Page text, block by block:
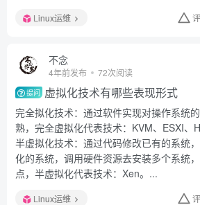
Linux运维
不念
4年前发布 72次阅读
提问 虚拟化技术有哪些表现形式
完全拟化技术：通过软件实现对操作系统
熟，完全虚拟化代表技术：KVM、ESXI、
半虚拟化技术：通过代码修改已有的系统
化的系统，调用硬件资源去安装多个系统
点，半虚拟化代表技术：Xen。...
Linux运维